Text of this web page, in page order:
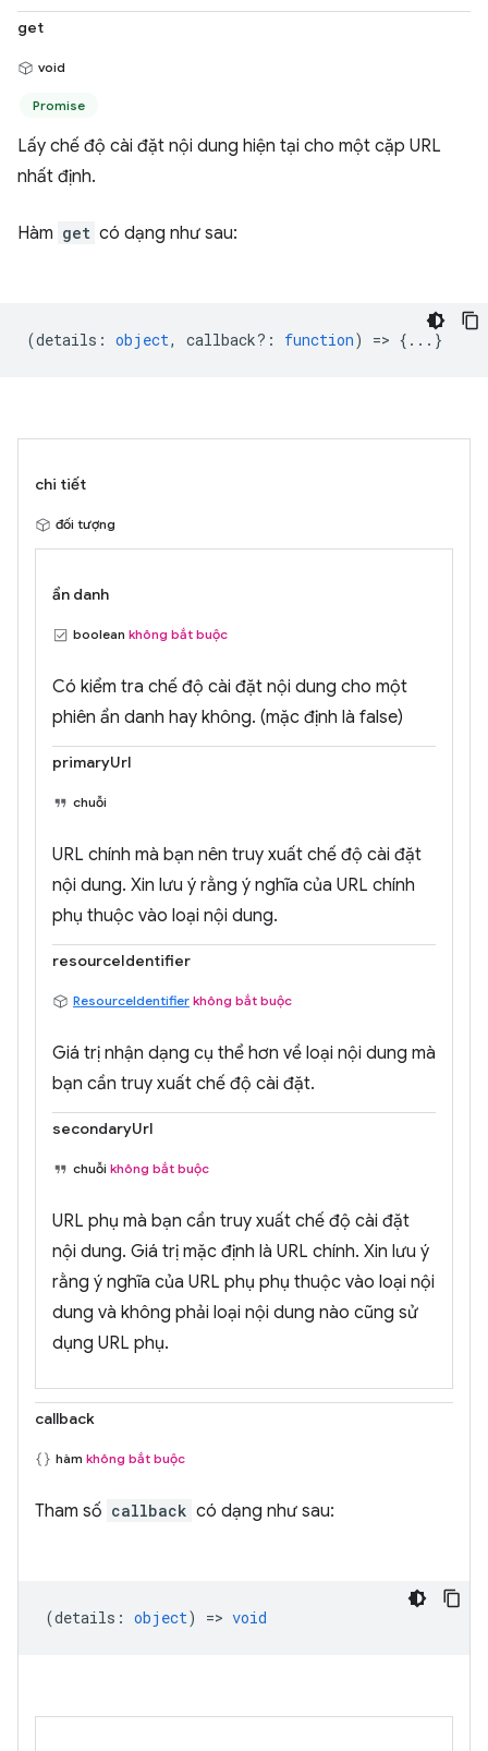
get
void
Promise
Lấy chế độ cài đặt nội dung hiện tại cho một cặp URL
nhất định.
Hàm get có dạng như sau:
(details : object, callback? : function) => {...}
chi tiết
đối tượng
ẩn danh
boolean không bắt buộc
Có kiểm tra chế độ cài đặt nội dung cho một
phiên ẩn danh hay không. (mặc định là false)
primaryUrl
chuỗi
URL chính mà bạn nên truy xuất chế độ cài đặt
nội dung. Xin lưu ý rằng ý nghĩa của URL chính
phụ thuộc vào loại nội dung.
resourceIdentifier
ResourceIdentifier không bắt buộc
Giá trị nhận dạng cụ thể hơn về loại nội dung mà
bạn cần truy xuất chế độ cài đặt.
secondaryUrl
chuỗi không bắt buộc
URL phụ mà bạn cần truy xuất chế độ cài đặt
nội dung. Giá trị mặc định là URL chính. Xin lưu ý
rằng ý nghĩa của URL phụ phụ thuộc vào loại nội
dung và không phải loại nội dung nào cũng sử
dụng URL phụ.
callback
hàm không bắt buộc
Tham số callback có dạng như sau:
(details : object) => void